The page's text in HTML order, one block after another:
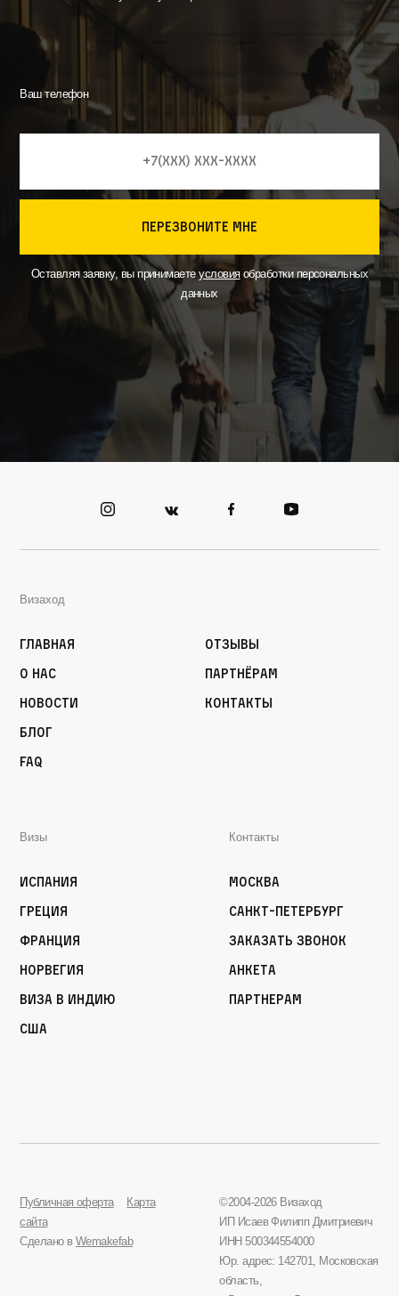
Ваш телефон
перезвоните мне
Оставляя заявку, вы принимаетеусловияобработки персональных
данных
Визаход
Главная
О нас
Новости
Блог
FAQ
Отзывы
Партнёрам
Контакты
Визы
Испания
Греция
Франция
Норвегия
Виза в Индию
США
Контакты
Москва
Санкт-Петербург
Заказать звонок
Анкета
Партнерам
Публичная оферта
Карта
сайта
Сделано в Wemakefab
©2004-2026 Визаход
ИП Исаев Филипп Дмитриевич
ИНН 500344554000
Юр. адрес: 142701, Московская
область,